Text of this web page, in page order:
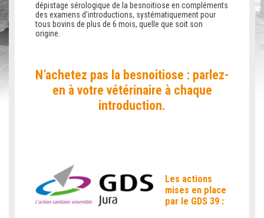
dépistage sérologique de la besnoitiose en compléments
des examens d’introductions, systématiquement pour
tous bovins de plus de 6 mois, quelle que soit son
origine.
N’achetez pas la besnoitiose : parlez-
en à votre vétérinaire à chaque
introduction.
Les actions
mises en place
par le GDS 39 :